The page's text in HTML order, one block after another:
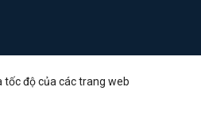
tốc độ của các trang web